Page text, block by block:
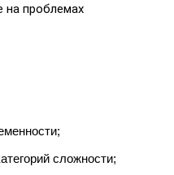
на проблемах
сложности;